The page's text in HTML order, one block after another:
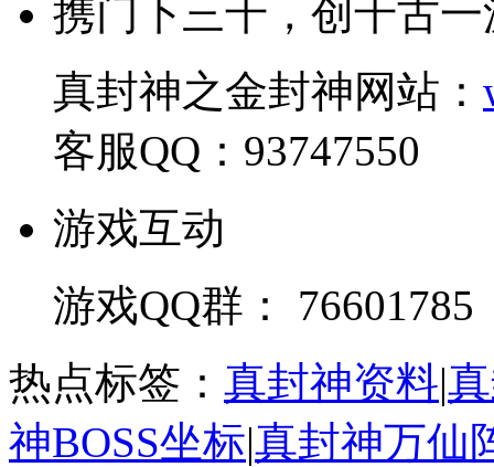
携门下三千，创千古一
真封神之金封神网站：
客服QQ：93747550
游戏互动
游戏QQ群： 76601785
热点标签： 真封神资料|
神BOSS坐标|真封神万仙